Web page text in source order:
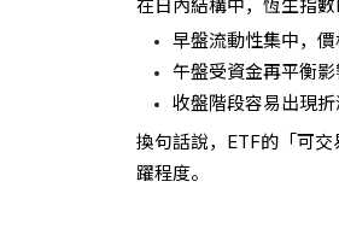
在日內結構中，恆生指
早盤流動性集中，
午盤受資金再平衡
收盤階段容易出現
換句話說，ETF的「可
躍程度。